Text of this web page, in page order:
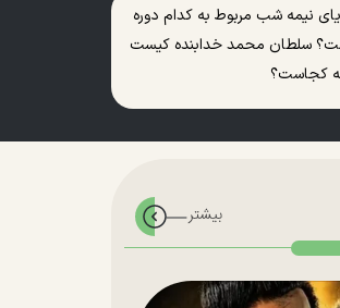
نیمه شب مربوط به کدام دوره
سلطان محمد خدابنده کیست
کجاست؟